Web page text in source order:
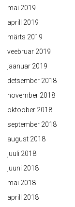
mai 2019
aprill 2019
märts 2019
veebruar 2019
jaanuar 2019
detsember 2018
november 2018
oktoober 2018
september 2018
august 2018
juuli 2018
juuni 2018
mai 2018
aprill 2018